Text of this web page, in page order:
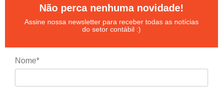
Não perca nenhuma novidade!
Assine nossa newsletter para receber todas as notícias
do setor contábil :)
Nome*